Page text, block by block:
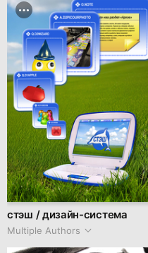
стэш / дизайн-система
Multiple Authors